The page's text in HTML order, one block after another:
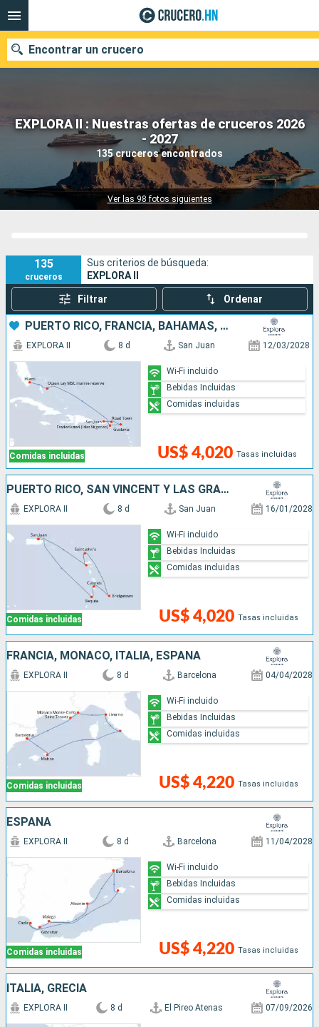
EXPLORA II : Nuestras ofertas de cruceros 2026
- 2027
135 cruceros encontrados
Ver las 98 fotos siguientes
Encontrar un crucero
Nuestros destinos
Fecha de salida
Puertos Compañías
135
cruceros
Sus criterios de búsqueda:
EXPLORA II
Filtrar Ordenar
PUERTO RICO, FRANCIA, BAHAMAS, ESTADOS UNIDOS
Comidas incluidas
EXPLORA II 8 d San Juan 12/03/2028
US$ 4,020 Tasas incluidas
Wi-Fi incluido
Bebidas Incluidas
Comidas incluidas
PUERTO RICO, SAN VINCENT Y LAS GRANADINAS, SANTA LUCIA, BARBADOS, ANTIGUA Y BARBUDA
Comidas incluidas
EXPLORA II 8 d San Juan 16/01/2028
US$ 4,020 Tasas incluidas
Wi-Fi incluido
Bebidas Incluidas
Comidas incluidas
FRANCIA, MONACO, ITALIA, ESPAÑA
Comidas incluidas
EXPLORA II 8 d Barcelona 04/04/2028
US$ 4,220 Tasas incluidas
Wi-Fi incluido
Bebidas Incluidas
Comidas incluidas
ESPAÑA
Comidas incluidas
EXPLORA II 8 d Barcelona 11/04/2028
US$ 4,220 Tasas incluidas
Wi-Fi incluido
Bebidas Incluidas
Comidas incluidas
ITALIA, GRECIA
EXPLORA II 8 d El Pireo Atenas 07/09/2026